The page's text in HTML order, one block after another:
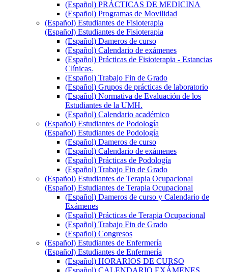
(Español) PRÁCTICAS DE MEDICINA
(Español) Programas de Movilidad
(Español) Estudiantes de Fisioterapia
(Español) Estudiantes de Fisioterapia
(Español) Dameros de curso
(Español) Calendario de exámenes
(Español) Prácticas de Fisioterapia - Estancias
Clínicas.
(Español) Trabajo Fin de Grado
(Español) Grupos de prácticas de laboratorio
(Español) Normativa de Evaluación de los
Estudiantes de la UMH.
(Español) Calendario académico
(Español) Estudiantes de Podología
(Español) Estudiantes de Podología
(Español) Dameros de curso
(Español) Calendario de exámenes
(Español) Prácticas de Podología
(Español) Trabajo Fin de Grado
(Español) Estudiantes de Terapia Ocupacional
(Español) Estudiantes de Terapia Ocupacional
(Español) Dameros de curso y Calendario de
Exámenes
(Español) Prácticas de Terapia Ocupacional
(Español) Trabajo Fin de Grado
(Español) Congresos
(Español) Estudiantes de Enfermería
(Español) Estudiantes de Enfermería
(Español) HORARIOS DE CURSO
(Español) CALENDARIO EXÁMENES